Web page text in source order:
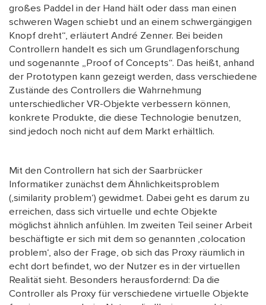
großes Paddel in der Hand hält oder dass man einen
schweren Wagen schiebt und an einem schwergängigen
Knopf dreht“, erläutert André Zenner. Bei beiden
Controllern handelt es sich um Grundlagenforschung
und sogenannte „Proof of Concepts“. Das heißt, anhand
der Prototypen kann gezeigt werden, dass verschiedene
Zustände des Controllers die Wahrnehmung
unterschiedlicher VR-Objekte verbessern können,
konkrete Produkte, die diese Technologie benutzen,
sind jedoch noch nicht auf dem Markt erhältlich.
Mit den Controllern hat sich der Saarbrücker
Informatiker zunächst dem Ähnlichkeitsproblem
(‚similarity problem‘) gewidmet. Dabei geht es darum zu
erreichen, dass sich virtuelle und echte Objekte
möglichst ähnlich anfühlen. Im zweiten Teil seiner Arbeit
beschäftigte er sich mit dem so genannten ‚colocation
problem‘, also der Frage, ob sich das Proxy räumlich in
echt dort befindet, wo der Nutzer es in der virtuellen
Realität sieht. Besonders herausfordernd: Da die
Controller als Proxy für verschiedene virtuelle Objekte